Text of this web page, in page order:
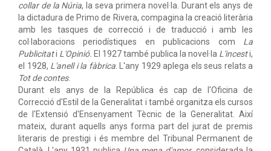
collar de la Núria, la seva primera novel·la. Durant els anys de
la dictadura de Primo de Rivera, compagina la creació literària
amb les tasques de correcció i de traducció i amb les
col·laboracions periodístiques en publicacions com La
Publicitati L'Opinió. El 1927 també publica la novel·la L'incesti,
el 1928, L'anell i la fàbrica. L'any 1929 aplega els seus relats a
Tot de contes.
Durant els anys de la República és cap de l'Oficina de
Correcció d'Estil de la Generalitat i també organitza els cursos
de l'Extensió d'Ensenyament Tècnic de la Generalitat. Així
mateix, durant aquells anys forma part del jurat de premis
literaris de prestigi i és membre del Tribunal Permanent de